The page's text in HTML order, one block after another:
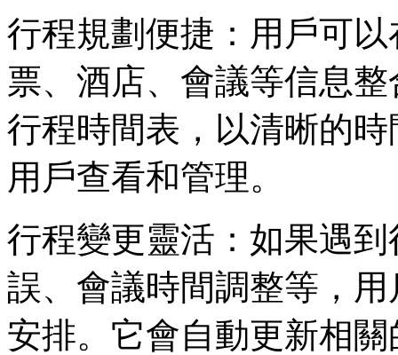
行程規劃便捷：用戶可
票、酒店、會議等信息
行程時間表，以清晰的
用戶查看和管理。
行程變更靈活：如果遇
誤、會議時間調整等，
安排。它會自動更新相